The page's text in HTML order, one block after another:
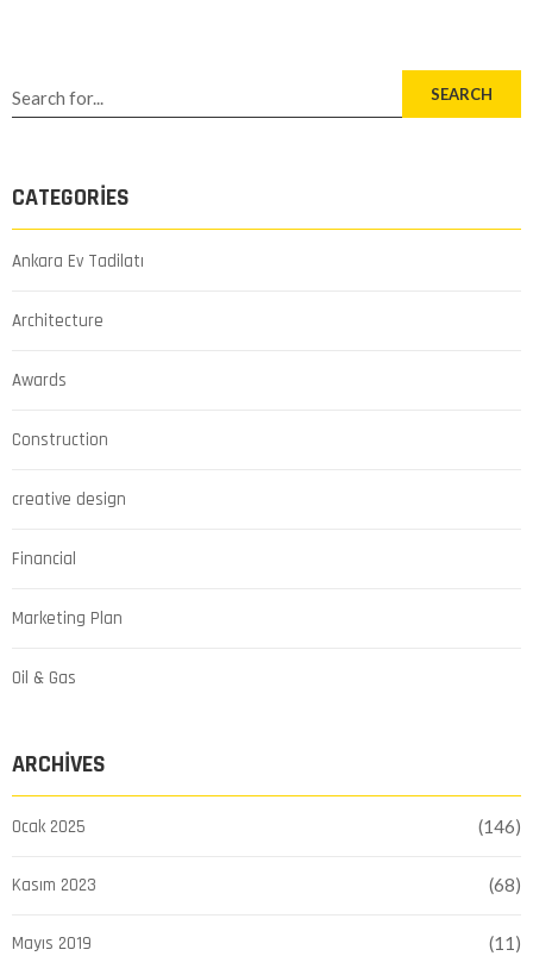
SEARCH
CATEGORIES
Ankara Ev Tadilatı
Architecture
Awards
Construction
creative design
Financial
Marketing Plan
Oil & Gas
ARCHIVES
Ocak 2025 (146)
Kasım 2023 (68)
Mayıs 2019 (11)